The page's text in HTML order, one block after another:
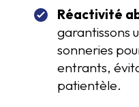
Réactivité
garantissons
sonneries
entrants,
patientèle.